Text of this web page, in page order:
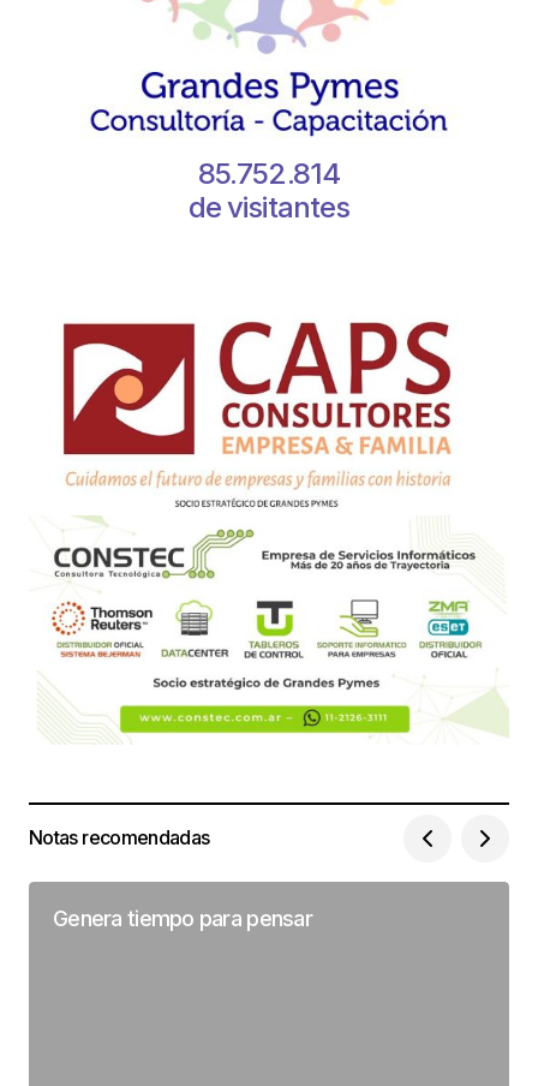
85.752.814
de visitantes
Notas recomendadas
Genera tiempo para pensar